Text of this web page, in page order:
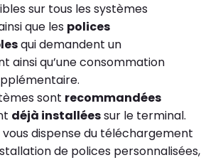
sur tous les systèmes
que les polices
qui demandent un
ainsi qu’une consommation
sont recommandées
déjà installéessur le terminal.
dispense du téléchargement
de polices personnalisées,